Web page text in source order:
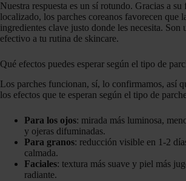
Nuestra respuesta es un sí rotundo. Gracias a su
localizado, los parches coreanos favorecen que
ingredientes clave justo donde les necesita. Son
efectivo a tu rutina de skincare.
Qué efectos puedes esperar según el tipo de
Los parches funcionan, sí, lo confirmamos, así
los efectos que te esperan según el tipo de
Para los ojos: mirada más luminosa,
y ojeras difuminadas.
Para granos: reducción visible en 1-2
calmada.
Faciales: textura más suave y piel más
radiante.